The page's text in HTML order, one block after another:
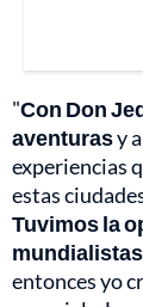
"Con Don
aventurasy
experiencias
estas
Tuvimos la
entonces yo